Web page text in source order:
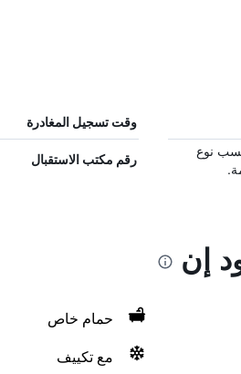
وقت تسجيل المغادرة
نوع
رقم مكتب الاستقبال
إن
حمام خاص
مع تكييف